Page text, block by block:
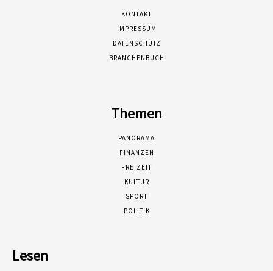
KONTAKT
IMPRESSUM
DATENSCHUTZ
BRANCHENBUCH
Themen
PANORAMA
FINANZEN
FREIZEIT
KULTUR
SPORT
POLITIK
Lesen